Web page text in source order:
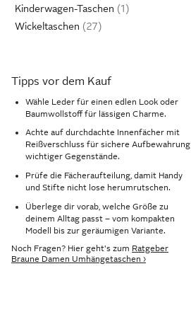
Kinderwagen-Taschen
Wickeltaschen
Tipps vor dem Kauf
Wähle Leder für einen edlen Look oder
Baumwollstoff für lässigen Charme.
Achte auf durchdachte Innenfächer mit
Reißverschluss für sichere Aufbewahrung
wichtiger Gegenstände.
Prüfe die Fächeraufteilung, damit Handy
und Stifte nicht lose herumrutschen.
Überlege dir vorab, welche Größe zu
deinem Alltag passt – vom kompakten
Modell bis zur geräumigen Variante.
Noch Fragen? Hier geht's zum Ratgeber
Braune Damen Umhängetaschen ›